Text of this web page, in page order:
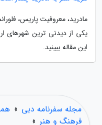
مادرید، معروفیت پاریس،
یکی از دیدنی ترین شهرهای
این مقاله ببینید.
مجله سفرنامه دبی »
فرهنگ و هنر »